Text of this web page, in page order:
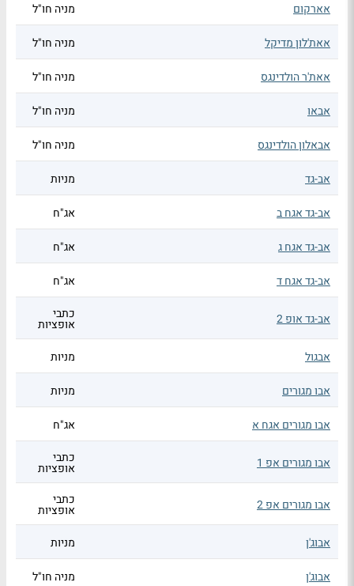
אארקום מניה חו"ל
אאת'לון מדיקל מניה חו"ל
אאת'ר הולדינגס מניה חו"ל
אבאו מניה חו"ל
אבאלון הולדינגס מניה חו"ל
אב-גד מניות
אב-גד אגח ב אג"ח
אב-גד אגח ג אג"ח
אב-גד אגח ד אג"ח
אב-גד אופ 2 כתבי
אופציות
אבגול
מניות
אבו מגורים מניות
אבו מגורים אגח א אג"ח
אבו מגורים אפ 1 כתבי
אופציות
אבו מגורים אפ 2 כתבי
אופציות
אבוג'ן
מניות
אבוג'ן מניה חו"ל